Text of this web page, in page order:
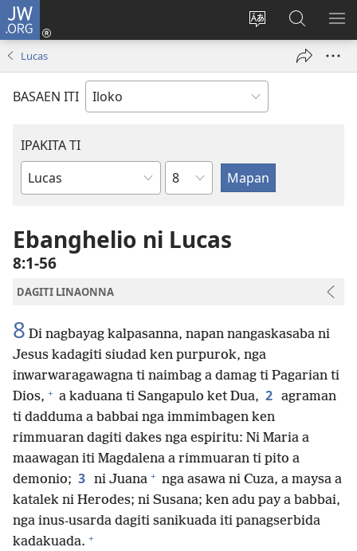
JW.ORG
Baliwan
lengguahe
ti
site
Ag-
log
(manglukat
iti
Agbirok
iti
JW.ORG
Lucas
BASAEN ITI
IPAKITA TI
Libro
Biblia
Kapitulo
Ebanghelio ni Lucas
8:1-56
DAGITI LINAONNA
8 Di nagbayag kalpasanna, napan nangaskasaba ni
Jesus kadagiti siudad ken purpurok, nga
inwarwaragawagna ti naimbag a damag ti Pagarian ti
Dios, + a kaduana ti Sangapulo ket Dua, 2 agraman
ti dadduma a babbai nga immimbagen ken
rimmuaran dagiti dakes nga espiritu: Ni Maria a
maawagan iti Magdalena a rimmuaran ti pito a
demonio; 3 ni Juana + nga asawa ni Cuza, a maysa a
katalek ni Herodes; ni Susana; ken adu pay a babbai,
nga inus-usarda dagiti sanikuada iti panagserbida
kadakuada. +